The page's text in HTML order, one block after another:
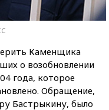
Каменщика
о возобновлении
года, которое
Обращение,
Бастрыкину, было